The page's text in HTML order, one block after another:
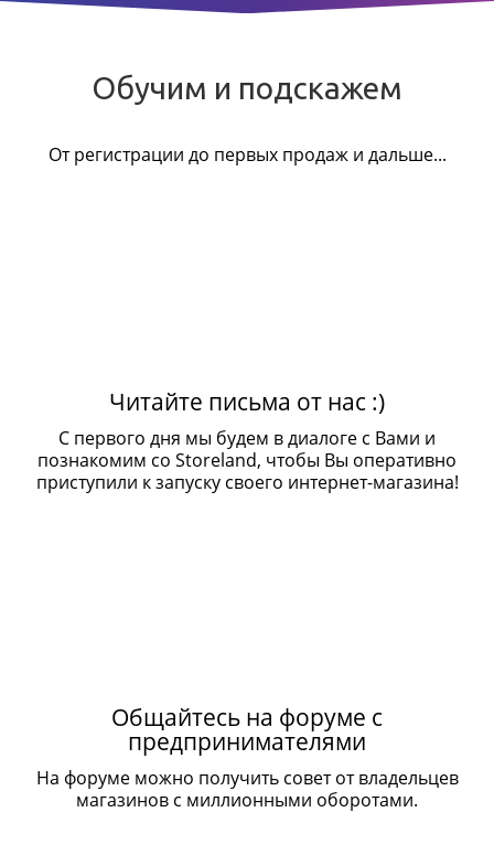
Обучим и подскажем
От регистрации до первых продаж и дальше...
Читайте письма от нас :)
С первого дня мы будем в диалоге с Вами и
познакомим со Storeland, чтобы Вы оперативно
приступили к запуску своего интернет-магазина!
Общайтесь на форуме с
предпринимателями
На форуме можно получить совет от владельцев
магазинов с миллионными оборотами.